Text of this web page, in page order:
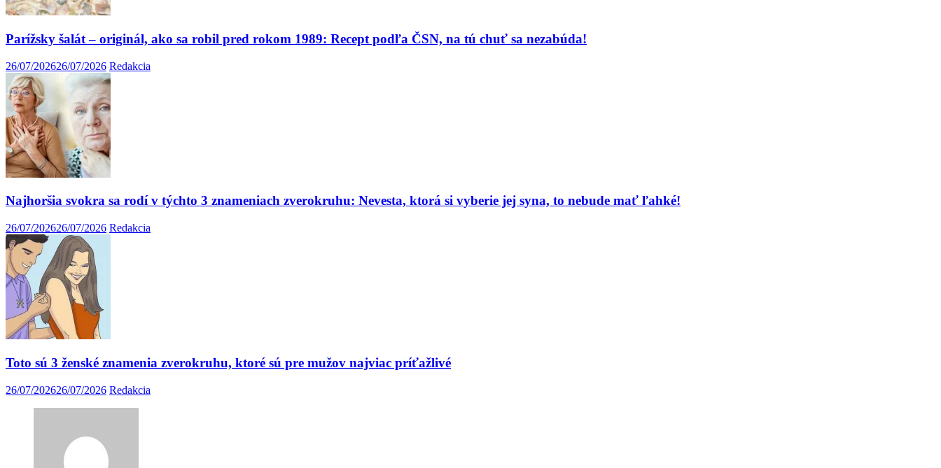
Parížsky šalát – originál, ako sa robil pred rokom 1989: Recept podľa ČSN, na tú chuť sa nezabúda!
26/07/202626/07/2026 Redakcia
Najhoršia svokra sa rodí v týchto 3 znameniach zverokruhu: Nevesta, ktorá si vyberie jej syna, to nebude mať ľahké!
26/07/202626/07/2026 Redakcia
Toto sú 3 ženské znamenia zverokruhu, ktoré sú pre mužov najviac príťažlivé
26/07/202626/07/2026 Redakcia